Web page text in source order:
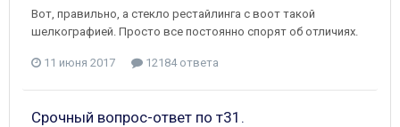
Вот, правильно, а стекло рестайлинга с воот такой
шелкографией. Просто все постоянно спорят об отличиях.
11 июня 2017 12184 ответа
Срочный вопрос-ответ по т31.